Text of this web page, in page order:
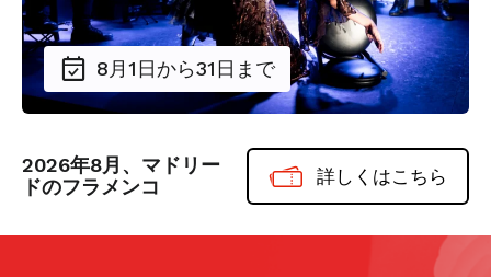
8月1日から31日まで
2026年8月、マドリー
ドのフラメンコ
詳しくはこちら